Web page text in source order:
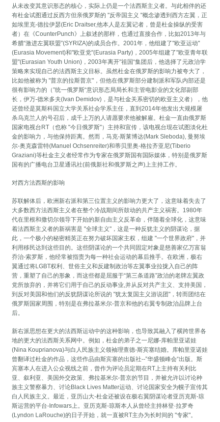
从未改变其意识形态的核心，实际上仍是一个法西斯主义者。与此相伴的还
有杜金试图通过反西方但亲俄罗斯的 "反帝国主义 "概念渗透到西方左翼，正
如埃里克-德拉伊瑟(Eric Draitser,他本人是左翼记者，曾是杜金操纵的受害
者）在《CounterPunch》上叙述的那样，也通过直接合作，比如2013年与
希腊“激进左翼联盟”(SYRIZA)的成员合作。2001年，他组建了"欧亚运动"
(Eurasia Movement)和"欧亚党"(Eurasia Party)，2005年组建了"欧亚青年联
盟"(Eurasian Youth Union)，2003年离开"祖国“集团后，他选择了元政治学
策略来实现自己的法西斯主义目标。虽然杜金在俄罗斯的影响力被夸大了，
比如他被称为 "普京的拉斯普京"，但他在俄罗斯部分建制派和军队内部还是
很有影响力的（”统一俄罗斯“意识形态局局长和主管电影业的文化部副部
长，伊万-德米多夫(Ivan Demidov)，是与杜金关系密切的欧亚主义者），他
还曾经是莫斯科国立大学关系社会学系主任，直到2014年他发出大规模屠
杀乌克兰人的号召后，成千上万的人请愿要求他被解雇。杜金一直由俄罗斯
国家电视台RT（也称 "今日俄罗斯"）主持和宣传，该电视台现在试图淡化杜
金的影响力，与他保持距离。然而，马克-斯莱博达(Mark Sleboda), 曼努埃
尔-奥克森雷特(Manuel Ochsenreiter)和蒂贝里奥-格拉齐亚尼(Tiberio
Graziani)等杜金主义者经常作为专家在俄罗斯国有国际媒体，特别是俄罗斯
国有的广播电台卫星通讯社(前俄新社和俄罗斯之声)上主持工作。
对西方法西斯的影响
苏联解体后，欧洲新右派和第三位置主义的影响力更大了，这意味着失去了
大多数西方法西斯主义者在整个冷战期间所鼓动的共产主义祸害。1980年
代在里根和撒切尔领导下开始的新自由主义反革命，伴随着全球化，这意味
着法西斯主义者的新祸害是 "全球主义"，这是一种反犹主义的阴谋论，据
此，一个极小的秘密精英正在努力破坏国家主权，组建 "一个世界政府"，并
利用移民达到这些目的。这些阴谋论的一个共同固定对象是慈善家亿万富翁
乔治-索罗斯，他经常被指责为每一种社会运动的幕后推手。在欧洲，极右
翼通过将LGBT权利、世俗主义和反建制政治等左翼事业拉拢入自己的阵
营，重塑了自己的形象，而这些都是屈服于“第三条道路”政治的老牌左翼政
党所放弃的，并将它们用于自己的反动事业,并从反对共产主义、支持美国，
到反对美国和他们的反犹阴谋论所说的 "犹太复国主义游说团"，转而团结在
俄罗斯国家周围，特别是在弗拉基米尔-普京和他的右翼专制政治品牌上台
后。
新右派思想在更大的法西斯运动中的这种影响，也导致其融入了横跨世界各
地的更大的法西斯关系网中。例如，杜金的弟子之一尼娜-库帕里亚诺娃
(Nina Kouprianova)与白人民族主义领袖理查德-斯宾塞结婚。库帕里亚诺娃
曾翻译过杜金的作品，这些作品由斯宾塞的出版社--”华盛顿峰会“出版。斯
宾塞本人在进入公众视线之前，曾作为评论员定期在RT上主持有关利比
亚、叙利亚、美国外交政策、弗拉基米尔-普京的节目，并被允许以讨论种
族主义警察暴力、讨论Black Lives Matter运动、讨论国家安全为幌子宣传其
白人民族主义。最近，亚历山大-杜金还被设在极右翼阴谋论者亚历克斯-琼
斯运营的平台-Infowars上。亚历克斯-琼斯本人从曾经主持林登·拉罗奇
(Lyndon LaRouche)的日子开始，就一直被RT主办为长时间的 "专家"。